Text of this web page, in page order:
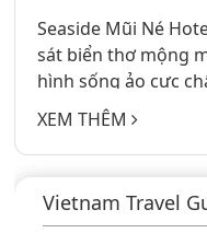
Seaside Mũi Né
sát biển thơ mộng
hình sống ảo cực
dưỡng và tận
đây là những điểm
khi đến với Seaside
XEM THÊM
Vietnam Travel